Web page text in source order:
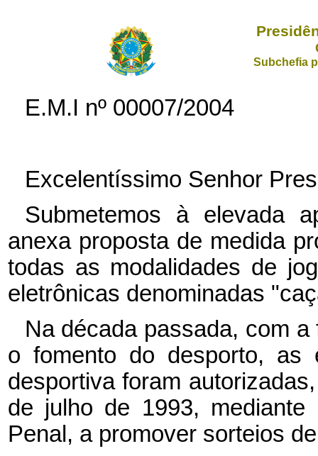
Subchefia
E.M.I nº 00007/2004
Excelentíssimo Senhor
Submetemos à elevada
anexa proposta de medida
todas as modalidades de
eletrônicas denominadas
Na década passada, com
o fomento do desporto, as
desportiva foram
de julho de 1993,
Penal, a promover sorteios